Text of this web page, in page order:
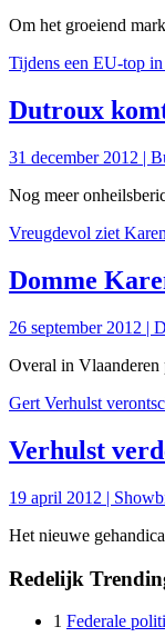
Om het groeiend
Tijdens een EU-top
Dutroux
31 december 2012 |
Nog meer
Vreugdevol ziet
Domme
26 september 2012 |
Overal in Vlaanderen
Gert Verhulst
Verhulst
19 april 2012 |
Het nieuwe
Redelijk
1 Federale